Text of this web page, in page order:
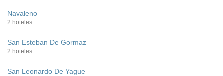
Navaleno
2 hoteles
San Esteban De Gormaz
2 hoteles
San Leonardo De Yague